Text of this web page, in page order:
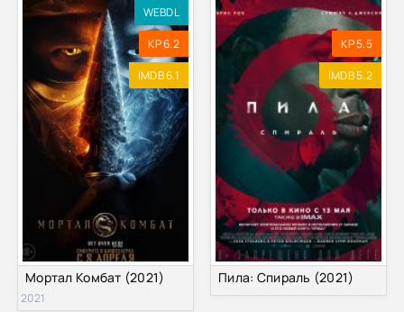
WEBDL
KP 6.2
IMDB 6.1
Мортал Комбат (2021)
2021
KP 5.5
IMDB 5.2
Пила: Спираль (2021)